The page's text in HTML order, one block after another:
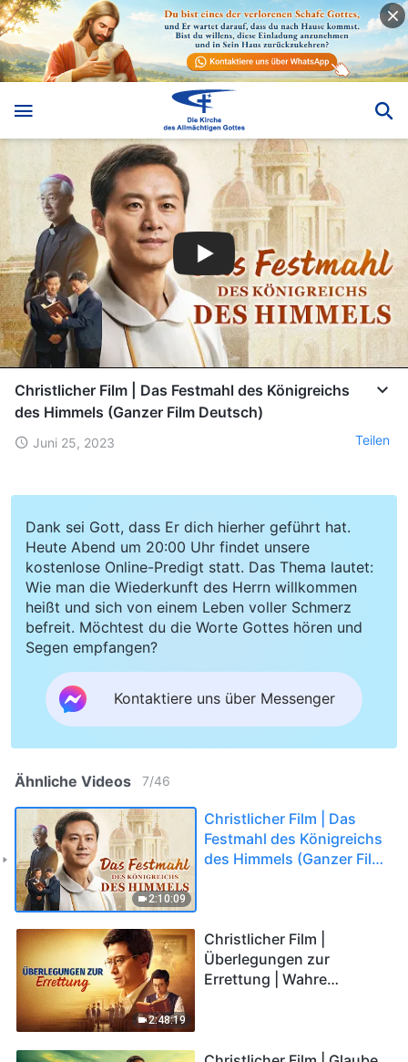
Christlicher Film | Das Festmahl des Königreichs
des Himmels (Ganzer Film Deutsch)
Juni 25, 2023 Teilen
Dank sei Gott, dass Er dich hierher geführt hat.
Heute Abend um 20:00 Uhr findet unsere
kostenlose Online-Predigt statt. Das Thema lautet:
Wie man die Wiederkunft des Herrn willkommen
heißt und sich von einem Leben voller Schmerz
befreit. Möchtest du die Worte Gottes hören und
Segen empfangen?
Kontaktiere uns über Messenger
Ähnliche Videos 7/46
2:10:09
Christlicher Film | Das
Festmahl des Königreichs
des Himmels (Ganzer Film
2:48:19
Christlicher Film |
Überlegungen zur
Errettung | Wahre